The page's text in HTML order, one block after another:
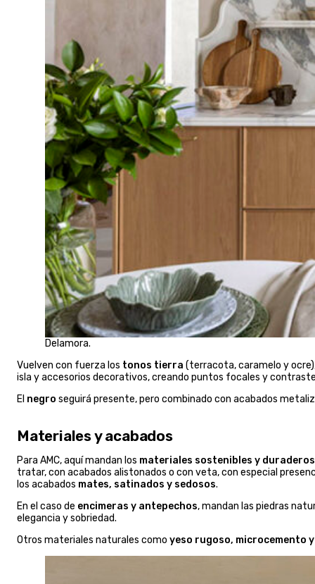
Delamora.
Vuelven con fuerza los tonos tierra (terracota, caramelo y
isla y accesorios decorativos, creando puntos focales y
El negro seguirá presente, pero combinado con acabados
Materiales y acabados
Para AMC, aquí mandan los materiales sostenibles y duraderos
tratar, con acabados alistonados o con veta, con especial
los acabados mates, satinados y sedosos.
En el caso de encimeras y antepechos, mandan las piedras
elegancia y sobriedad.
Otros materiales naturales como yeso rugoso, microcemento